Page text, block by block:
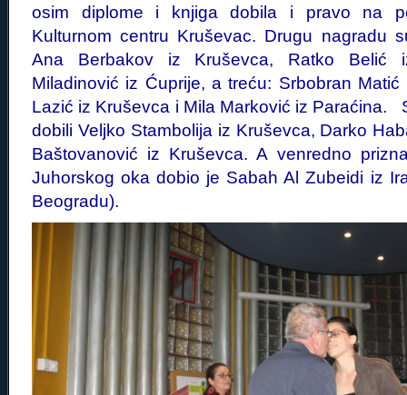
osim diplome i knjiga dobila i pravo na
Kulturnom centru Kruševac. Drugu nagradu
Ana Berbakov iz Kruševca, Ratko Belić
Miladinović iz Ćuprije, a treću: Srbobran Matić
Lazić iz Kruševca i Mila Marković iz Paraćina.
dobili Veljko Stambolija iz Kruševca, Darko
Baštovanović iz Kruševca. A venredno
Juhorskog oka dobio je Sabah Al Zubeidi iz
Beogradu).